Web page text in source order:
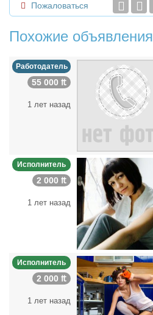
Пожаловаться
Похожие объявления
Работодатель
55 000 ₶
1 лет назад
Исполнитель
2 000 ₶
1 лет назад
Исполнитель
2 000 ₶
1 лет назад